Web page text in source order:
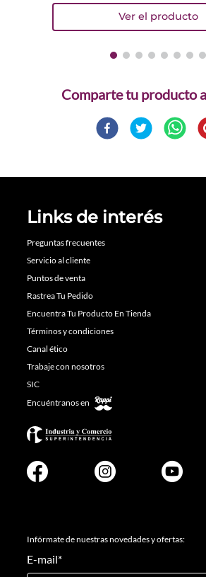
Comparte
Links de interés
Preguntas frecuentes
Servicio al cliente
Puntos de venta
Rastrea Tu Pedido
Encuentra Tu Producto En Tienda
Términos y condiciones
Canal ético
Trabaje con nosotros
SIC
Encuéntranos en
Infórmate de nuestras novedades y ofertas:
E-mail*